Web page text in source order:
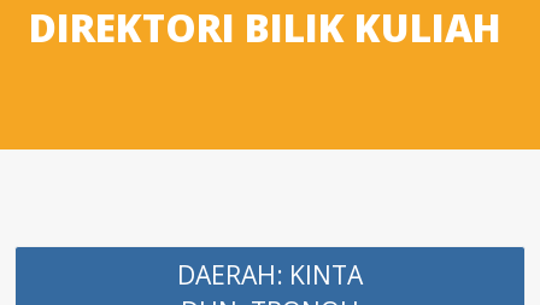
DIREKTORI BILIK KULIAH
DAERAH: KINTA